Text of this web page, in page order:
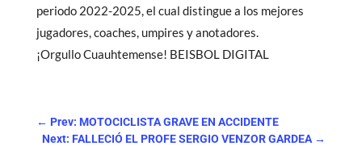
periodo 2022-2025, el cual distingue a los mejores
jugadores, coaches, umpires y anotadores.
¡Orgullo Cuauhtemense! BEISBOL DIGITAL
← Prev: MOTOCICLISTA GRAVE EN ACCIDENTE
Next: FALLECIÓ EL PROFE SERGIO VENZOR GARDEA →